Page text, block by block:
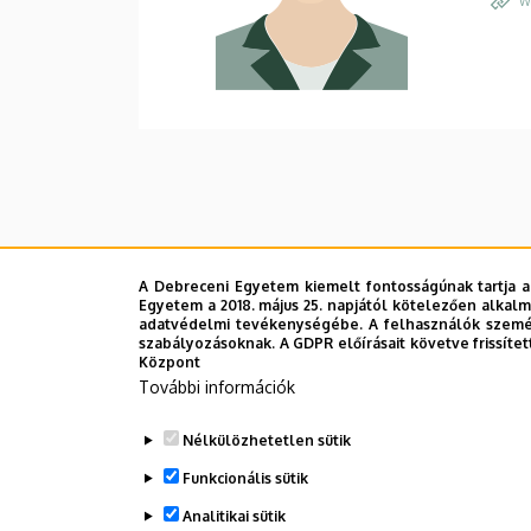
A Debreceni Egyetem kiemelt fontosságúnak
Egyetem a 2018. május 25. napjától kötelezően
adatvédelmi tevékenységébe. A felhasználók
szabályozásoknak. A GDPR előírásait követve
Központ
További információk
Nélkülözhetetlen sütik
Funkcionális sütik
Analitikai sütik